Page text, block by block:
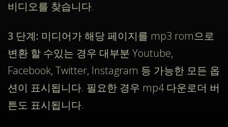
비디오를 찾습니다.
3 단계: 미디어가 해당 페이지를 mp3 rom으로
변환 할 수있는 경우 대부분 Youtube,
Facebook, Twitter, Instagram 등 가능한 모든 옵
션이 표시됩니다. 필요한 경우 mp4 다운로더 버
튼도 표시됩니다.